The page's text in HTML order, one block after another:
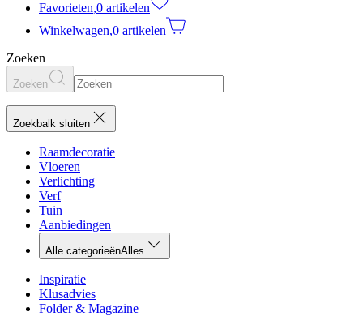
Favorieten,0 artikelen
Winkelwagen,0 artikelen
Zoeken
Zoeken
Zoekbalk sluiten
Raamdecoratie
Vloeren
Verlichting
Verf
Tuin
Aanbiedingen
Alle categorieënAlles
Inspiratie
Klusadvies
Folder & Magazine